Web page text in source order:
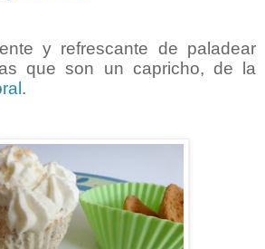
y refrescante de paladear
que son un capricho, de la
.